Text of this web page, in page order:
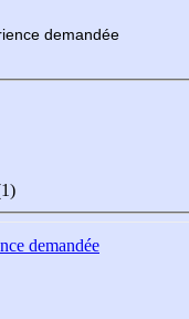
demandée
demandée